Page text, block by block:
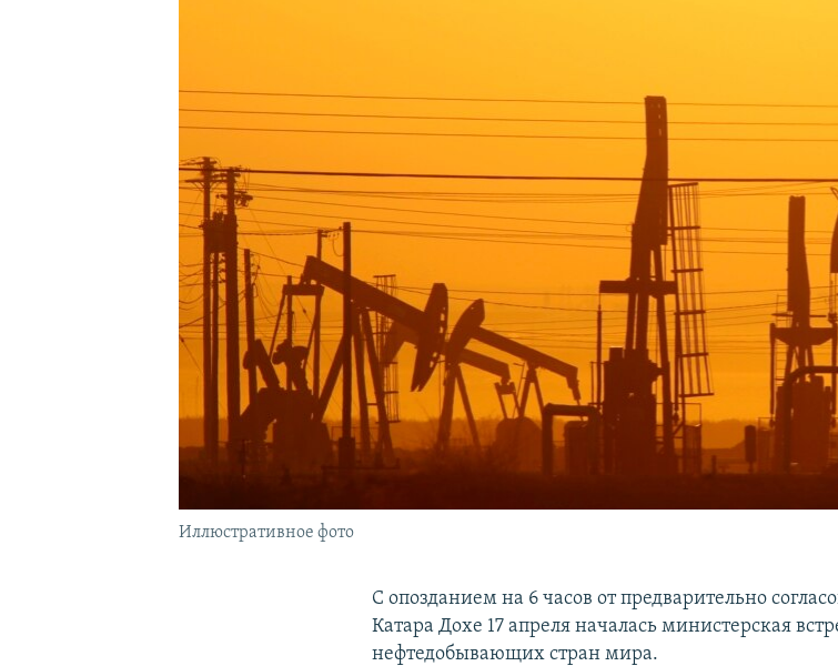
УКРАИНСКАЯ ПРОБЛЕМА КРЫМА
Иллюстративное фото
С опозданием на 6 часов от предварительно
Катара Дохе 17 апреля началась министерская
нефтедобывающих стран мира.